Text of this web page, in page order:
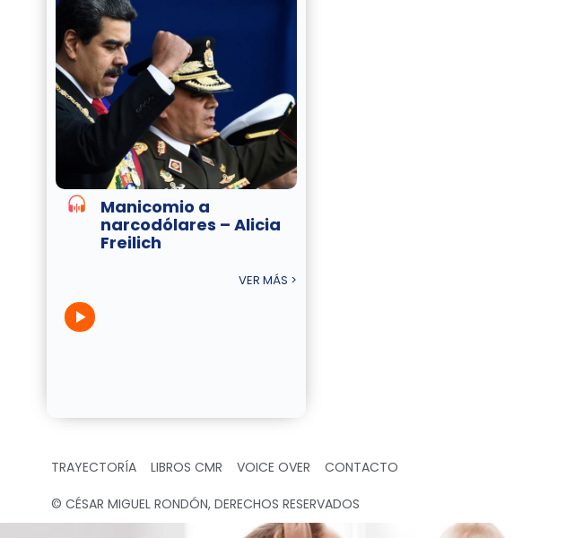
Manicomio a
narcodólares – Alicia
Freilich
VER MÁS >
TRAYECTORÍA LIBROS CMR VOICE OVER CONTACTO
© CÉSAR MIGUEL RONDÓN, DERECHOS RESERVADOS